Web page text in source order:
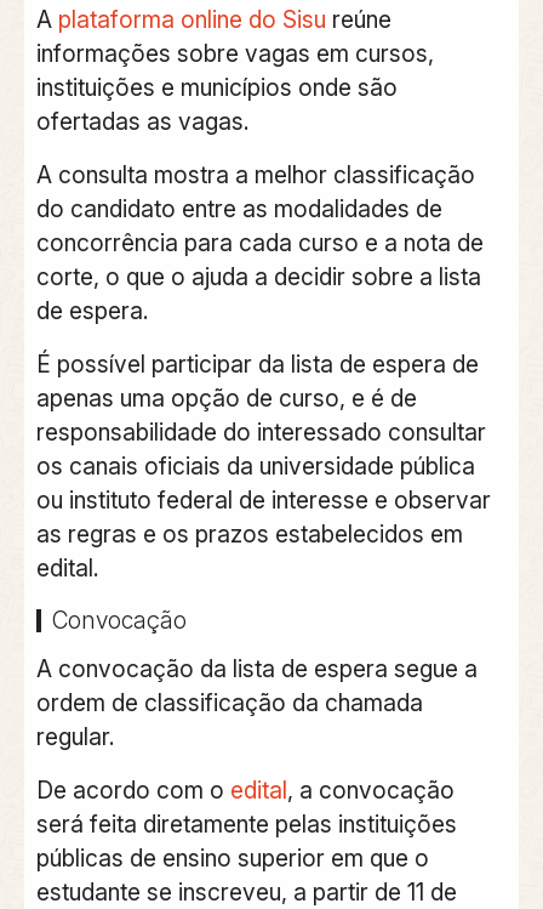
A plataforma online do Sisu reúne
informações sobre vagas em cursos,
instituições e municípios onde são
ofertadas as vagas.
A consulta mostra a melhor classificação
do candidato entre as modalidades de
concorrência para cada curso e a nota de
corte, o que o ajuda a decidir sobre a lista
de espera.
É possível participar da lista de espera de
apenas uma opção de curso, e é de
responsabilidade do interessado consultar
os canais oficiais da universidade pública
ou instituto federal de interesse e observar
as regras e os prazos estabelecidos em
edital.
Convocação
A convocação da lista de espera segue a
ordem de classificação da chamada
regular.
De acordo com o edital, a convocação
será feita diretamente pelas instituições
públicas de ensino superior em que o
estudante se inscreveu, a partir de 11 de